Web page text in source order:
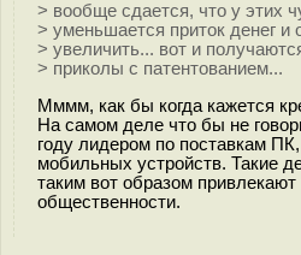
> вообще сдается, что у этих
> уменьшается приток денег и
> увеличить... вот и
> приколы с патентованием...
Мммм, как бы когда кажется
На самом деле что бы не
году лидером по поставкам
мобильных устройств. Такие
таким вот образом
общественности.